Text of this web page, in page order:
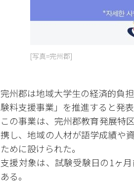
[写真=完州郡]
完州郡は地域大学生の経済的負
験料支援事業」を推進すると発表
この事業は、完州郡教育発展特
携し、地域の人材が語学成績や
ために設けられた。
支援対象は、試験受験日の1ヶ
ある。